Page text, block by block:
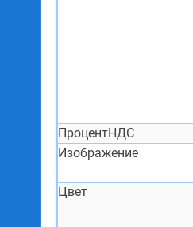
ПроцентНДС
Изображение
Цвет